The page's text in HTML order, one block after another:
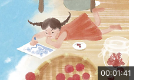
00:01:41